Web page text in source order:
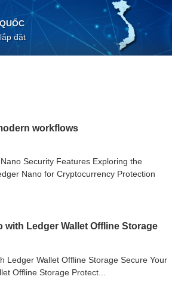
đặt
workflows
Security Features Exploring the
Nano for Cryptocurrency Protection
with Ledger Wallet Offline Storage
Ledger Wallet Offline Storage Secure Your
Offline Storage Protect...